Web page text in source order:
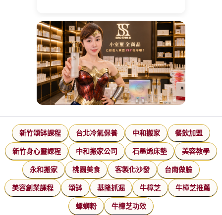
新竹頌缽課程 台北冷氣保養 中和搬家 餐飲加盟
新竹身心靈課程 中和搬家公司 石墨烯床墊 美容教學
永和搬家 桃園美食 客製化沙發 台南做臉
美容創業課程 頌缽 基隆抓漏 牛樟芝 牛樟芝推薦
螺螄粉 牛樟芝功效